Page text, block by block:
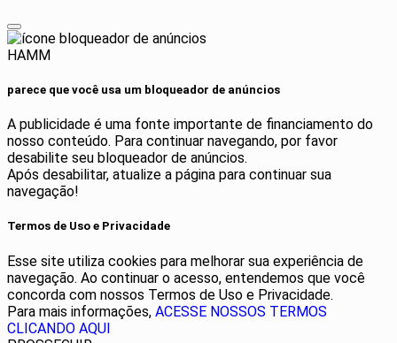
HAMM
parece que você usa um bloqueador de anúncios
A publicidade é uma fonte importante de financiamento do
nosso conteúdo. Para continuar navegando, por favor
desabilite seu bloqueador de anúncios.
Após desabilitar, atualize a página para continuar sua
navegação!
Termos de Uso e Privacidade
Esse site utiliza cookies para melhorar sua experiência de
navegação. Ao continuar o acesso, entendemos que você
concorda com nossos Termos de Uso e Privacidade.
Para mais informações, ACESSE NOSSOS TERMOS
CLICANDO AQUI